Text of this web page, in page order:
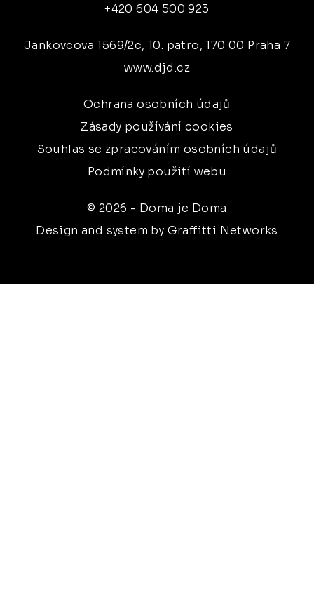
+420 604 500 923
Jankovcova 1569/2c, 10. patro, 170 00 Praha 7
www.djd.cz
Ochrana osobních údajů
Zásady používání cookies
Souhlas se zpracováním osobních údajů
Podmínky použití webu
© 2026 - Doma je Doma
Design and system by Graffitti Networks